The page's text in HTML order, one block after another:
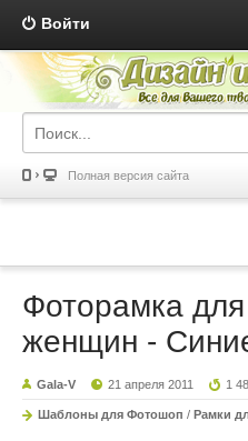
Войти
Полная версия сайта
Фоторамка
женщин -
Gala-V 21 апреля 2011 1
Шаблоны для Фотошоп / Рамки